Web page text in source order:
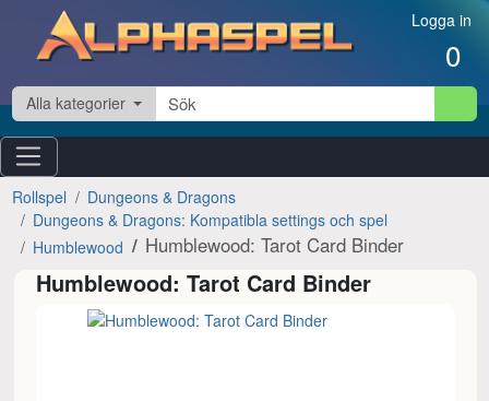
Hoppa till innehåll Logga in
0
Alla kategorier
Rollspel
Dungeons & Dragons
Dungeons & Dragons: Kompatibla settings och spel
Humblewood
Humblewood: Tarot Card Binder
Humblewood: Tarot Card Binder